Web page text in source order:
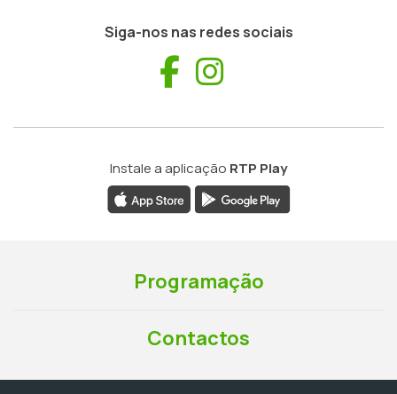
Siga-nos nas redes sociais
Facebook
Instale a aplicação RTP Play
Programação
Contactos